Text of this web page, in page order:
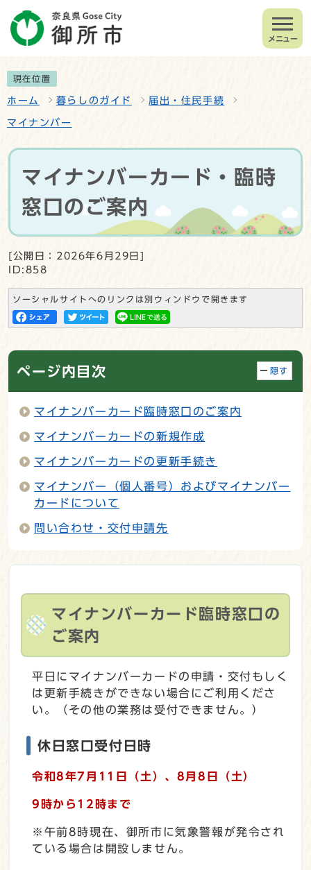
メニュー
現在位置
ホーム 暮らしのガイド 届出・住民手続
マイナンバー
マイナンバーカード・臨時
窓口のご案内
[公開日：2026年6月29日]
ID:858
ソーシャルサイトへのリンクは別ウィンドウで開きます
ページ内目次 隠す
マイナンバーカード臨時窓口のご案内
マイナンバーカードの新規作成
マイナンバーカードの更新手続き
マイナンバー（個人番号）およびマイナンバー
カードについて
問い合わせ・交付申請先
マイナンバーカード臨時窓口の
ご案内
平日にマイナンバーカードの申請・交付もしく
は更新手続きができない場合にご利用くださ
い。（その他の業務は受付できません。）
休日窓口受付日時
令和8年7 月11日（土） 、8月8日（土）
9時から12時まで
※午前8時現在、御所市に気象警報が発令され
ている場合は開設しません。